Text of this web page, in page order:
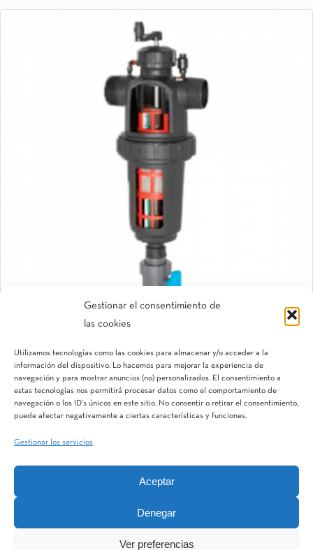
Gestionar el consentimiento de
las cookies
Utilizamos tecnologías como las cookies para almacenar y/o acceder a la
información del dispositivo. Lo hacemos para mejorar la experiencia de
navegación y para mostrar anuncios (no) personalizados. El consentimiento a
estas tecnologías nos permitirá procesar datos como el comportamiento de
navegación o los ID's únicos en este sitio. No consentir o retirar el consentimiento,
puede afectar negativamente a ciertas características y funciones.
Gestionar los servicios
Aceptar
Denegar
Ver preferencias
BrushAway
Kit de limpieza
MatWater Division